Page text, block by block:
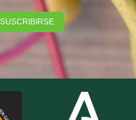
SUSCRIBIRSE